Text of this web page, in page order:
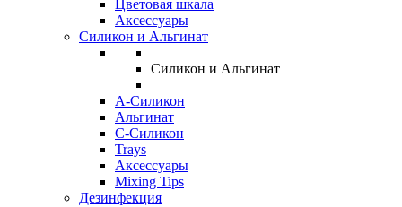
Цветовая шкала
Аксессуары
Силикон и Альгинат
Силикон и Альгинат
A-Силикон
Альгинат
C-Силикон
Trays
Аксессуары
Mixing Tips
Дезинфекция